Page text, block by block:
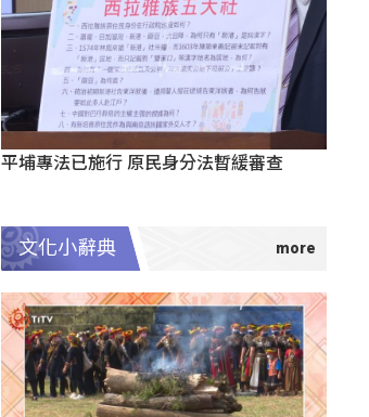
平埔專法已施行 原民身分法暫緩審查
文化小辭典